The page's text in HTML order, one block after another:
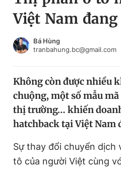
Chuyên mục
Chuyên mục khác
Tin thị trường
Video
Sản phẩm khác
Đổi mật khẩu
Tin đã lưu
Tin đã xem
Đăng xuất
Việt Nam
Bá Hùng
tranbahung.bc@gmail.com
Không còn được nhiều
chuộng, một số mẫu
thị trường… khiến
hatchback tại Việt Nam
Sự thay đổi chuyển dịch
tô của người Việt cùng